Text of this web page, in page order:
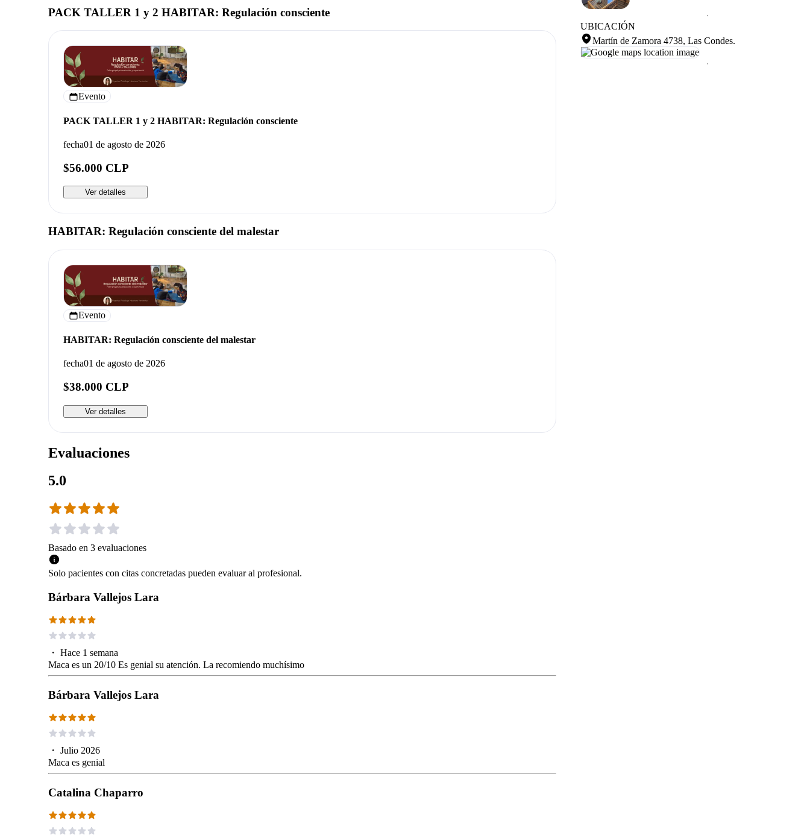
PACK TALLER 1 y 2 HABITAR: Regulación consciente
Evento
PACK TALLER 1 y 2 HABITAR: Regulación consciente
fecha01 de agosto de 2026
$56.000 CLP
Ver detalles
HABITAR: Regulación consciente del malestar
Evento
HABITAR: Regulación consciente del malestar
fecha01 de agosto de 2026
$38.000 CLP
Ver detalles
Evaluaciones
5.0
Basado en 3 evaluaciones
Solo pacientes con citas concretadas pueden evaluar al profesional.
Bárbara Vallejos Lara
・ Hace 1 semana
Maca es un 20/10 Es genial su atención. La recomiendo muchísimo
Bárbara Vallejos Lara
・ Julio 2026
Maca es genial
Catalina Chaparro
UBICACIÓN
Martín de Zamora 4738, Las Condes.